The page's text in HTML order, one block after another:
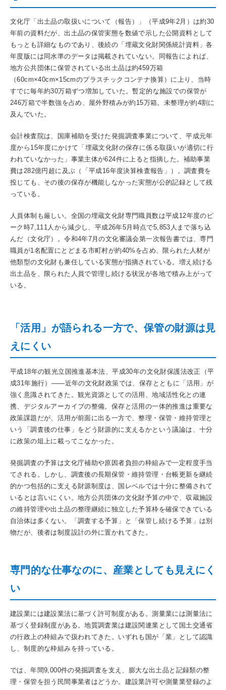
文化庁「出土品の取扱いについて（報告）」（平成9年2月）は約30
年前の資料だが、出土品の保管実態を数値で示した公開資料として
もっとも詳細なものであり、後続の「埋蔵文化財関係統計資料」各
年度版には同水準のデータは掲載されていない。同報告によれば、
地方公共団体に保管されている出土品は約459万箱
（60cm×40cm×15cmのプラスチックコンテナ換算）に上り、当時
すでに毎年約30万箱ずつ増加していた。暫定的な施設での保管が
246万箱で半数強を占め、屋外野積みが約15万箱。未整理が約4割に
及んでいた。
会計検査院は、国庫補助を受けた発掘調査事業について、平成元年
度から15年度にかけて「埋蔵文化財の保存に係る取扱いが適切に行
われていなかった」事業主体が624件に上ると指摘した。補助事業
費は282億円超に及ぶ（「平成16年度決算検査報告」）。調査費を
投じても、その後の保存が機能しなかった実態が公的記録として残
っている。
人員体制も厳しい。全国の埋蔵文化財専門職員数は平成12年度のピ
ーク時7,111人から減少し、平成26年5月時点で5,853人まで落ち込
んだ（文化庁）。令和4年7月の文化審議会第一次報告書では、専門
職員が1名配置にとどまる市町村が約40%を占め、限られた人材が
他類型の文化財も兼任している実態が指摘されている。増え続ける
出土品を、限られた人員で管理し続ける状況が各地で積み上がって
いる。
「活用」が語られる一方で、保管の財源は見
えにくい
平成18年の観光立国推進基本法、平成30年の文化財保護法改正（平
成31年施行）——近年の文化財政策では、保存とともに「活用」が
強く意識されてきた。観光資源としての活用、地域活性化との連
携、デジタルアーカイブの整備。保存と活用の一体的推進は重要な
政策課題だが、活用が前面に出る一方で、整理・保管・維持管理と
いう「調査後の仕事」をどう財源的に支えるかという議論は、十分
に政策の俎上に載ってこなかった。
発掘調査の予算は文化庁補助や原因者負担の枠組みで一定程度手当
てされる。しかし、調査後の長期保管・維持管理・台帳更新を継続
的かつ包括的に支える財源制度は、国レベルでは十分に整備されて
いるとは言いにくい。地方公共団体の文化財予算の中で、収蔵施設
の維持管理や出土品の整理継続に独立した予算枠を確保できている
自治体は多くない。「調査する予算」と「保管し続ける予算」は別
物だが、後者は制度設計の外に置かれてきた。
専門的な仕事なのに、産業としても見えにく
い
建設業には建設業法に基づく許可制度がある。測量業には測量法に
基づく登録制度がある。地質調査業は建設関連業として国土交通省
の行政上の枠組みで扱われてきた。いずれも国が「業」として認識
し、制度的な枠組みを持っている。
では、年間9,000件の発掘調査を支え、膨大な出土品と記録類の整
理・保管を担う民間事業者はどうか。建設業許可や測量業登録のよ